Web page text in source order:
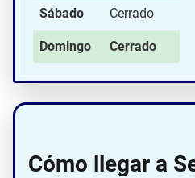
Sábado Cerrado
Domingo Cerrado
Cómo llegar a